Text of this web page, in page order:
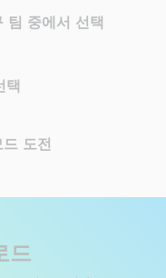
팀 중에서 선택
택
도전
드